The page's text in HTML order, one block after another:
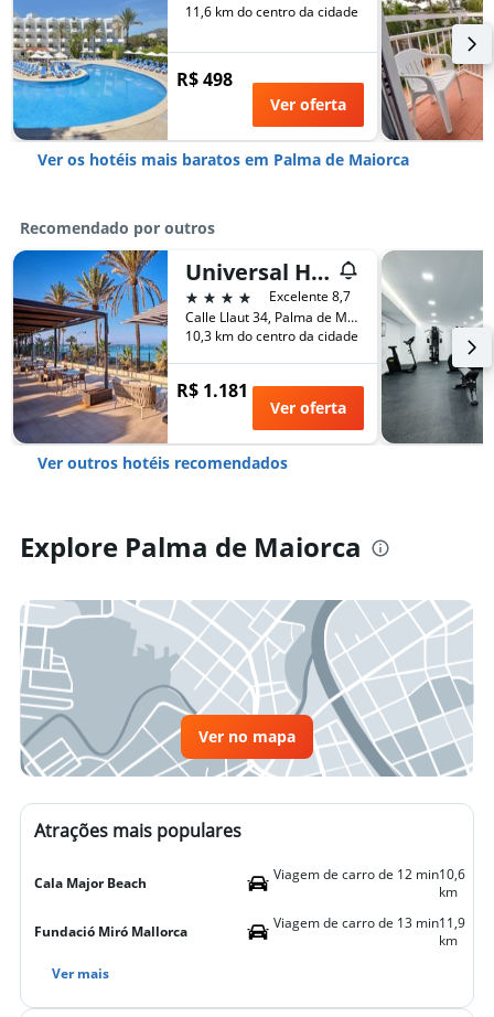
11,6 km do centro da cidade
R$ 498
Ver oferta
Ver os hotéis mais baratos em Palma de Maiorca
Recomendado por outros
Universal Hotel Neptuno - Adults Only
4 estrelas
Excelente 8,7
Calle Llaut 34, Palma de Maiorca, Maiorca, Espanha
10,3 km do centro da cidade
R$ 1.181
Ver oferta
Ver outros hotéis recomendados
Explore Palma de Maiorca
Ver no mapa
Atrações mais populares
Cala Major Beach Viagem de carro de 12 min10,6
km
Fundació Miró Mallorca Viagem de carro de 13 min11,9
km
Ver mais